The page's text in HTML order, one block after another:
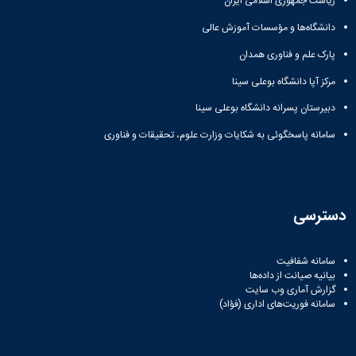
رهبری
تماس
دانشگاه
عمومی
آدرس
دانشکده‌ها
آموزش
کارکنان
تقویم
آموزشی
نظامنامه
اخلاق
آموزش
دانش‌آموختگان
آزمایشگاه
باستان
شناسی
آزمایشگاه
هوش
ربات
و
آزمایشگاه
و
اسناد
پایان
نامه
و
و
حسابداری
صنایع
غذایی
بهار
مجتمع
آموزش
عالی
زمین
چمن
سالن‌های
ورزشی
تفریحی-
سیاحتی
باغ
دانشگاه
موزه
دانشگاه
(محمد)
دانشگاه‌ها و مؤسسات آموزش عالی
پارک علم و فناوری همدان
مرکز آپا دانشگاه بوعلی سینا
دبیرستان پسرانه دانشگاه بوعلی سینا
سامانه پاسخگوئی به شکایات وزارت علوم، تحقیقات و فناوری
دسترسی
سامانه شفافیت
بیانیه صیانت از داده‌ها
گزارش آماری وب‌ سایت
سامانه فوریت‌های اداری (فؤاد)